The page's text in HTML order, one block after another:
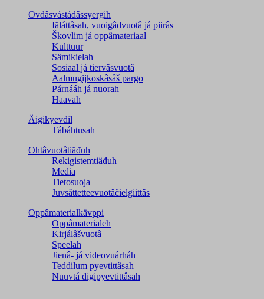
Ovdâsvástádâssyergih
Iäláttâsah, vuoigâdvuotâ já piirâs
Škovlim já oppâmateriaal
Kulttuur
Sämikielah
Sosiaal já tiervâsvuotâ
Aalmugijkoskâsâš pargo
Párnááh já nuorah
Haavah
Äigikyevdil
Tábáhtusah
Ohtâvuotâtiäđuh
Rekigistemtiäđuh
Media
Tietosuoja
Juvsâttetteevuotâčielgiittâs
Oppâmaterialkävppi
Oppâmaterialeh
Kirjálâšvuotâ
Speelah
Jienâ- já videovuárháh
Teddilum pyevtittâsah
Nuuvtá digipyevtittâsah